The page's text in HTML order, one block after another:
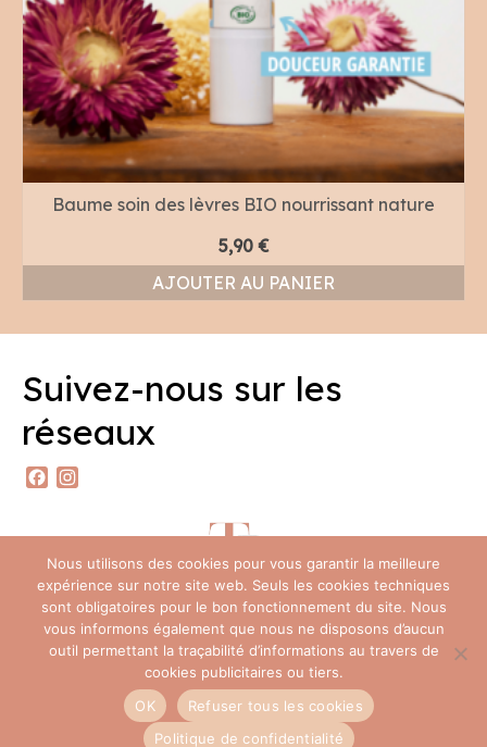
Baume soin des lèvres BIO nourrissant nature
5,90 €
AJOUTER AU PANIER
Suivez-nous sur les
réseaux
Facebook
Foire Aux Questions
Mentions légales CGV
Nous utilisons des cookies pour vous garantir la meilleure
expérience sur notre site web. Seuls les cookies techniques
sont obligatoires pour le bon fonctionnement du site. Nous
vous informons également que nous ne disposons d’aucun
outil permettant la traçabilité d’informations au travers de
cookies publicitaires ou tiers.
OK
Refuser tous les cookies
Politique de confidentialité